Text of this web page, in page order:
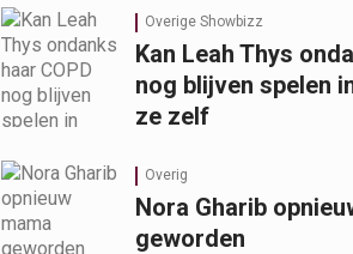
Overige Showbizz
Kan Leah Thys
nog blijven spelen
ze zelf
Overig
Nora Gharib
geworden